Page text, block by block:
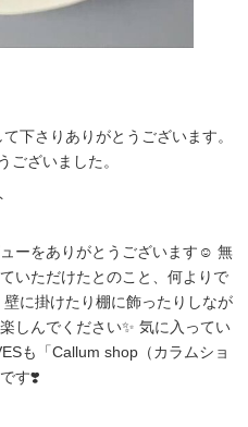
下さりありがとうございます。
ございました。
ーをありがとうございます☺️ 無
いただけたとのこと、何よりで
に掛けたり棚に飾ったりしなが
しんでください✨ 気に入ってい
も「Callum shop（カラムショ
す❣️